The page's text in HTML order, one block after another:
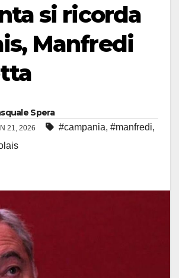
si ricorda
Manfredi
Spera
21, 2026 #campania, #manfredi,